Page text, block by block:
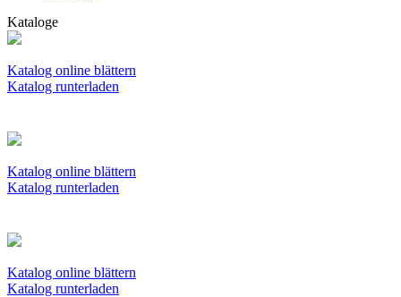
Kataloge
Katalog online blättern
Katalog runterladen
Katalog online blättern
Katalog runterladen
Katalog online blättern
Katalog runterladen